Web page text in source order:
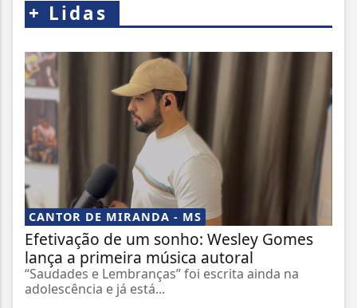
+ Lidas
CANTOR DE MIRANDA - MS
Efetivação de um sonho: Wesley Gomes
lança a primeira música autoral
“Saudades e Lembranças” foi escrita ainda na
adolescência e já está...